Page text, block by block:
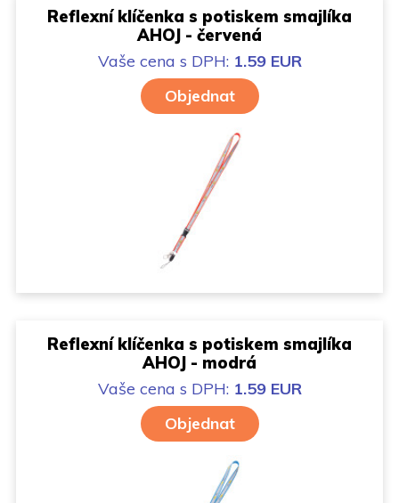
Reflexní klíčenka s potiskem smajlíka
AHOJ - červená
Vaše cena s DPH: 1.59 EUR
Objednat
Reflexní klíčenka s potiskem smajlíka
AHOJ - modrá
Vaše cena s DPH: 1.59 EUR
Objednat